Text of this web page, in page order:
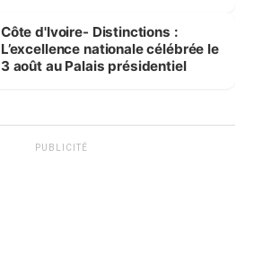
Bassam
Côte d'Ivoire- Distinctions :
L’excellence nationale célébrée le
3 août au Palais présidentiel
PUBLICITÉ